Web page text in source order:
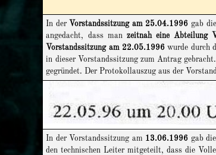
In der Vorstandssitzung am 25.04.1996 gab
angedacht, dass man zeitnah eine Abteilung
Vorstandssitzung am 22.05.1996 wurde durch
in dieser Vorstandssitzung zum Antrag
gegründet. Der Protokollauszug aus der
In der Vorstandssitzung am 13.06.1996 gab
den technischen Leiter mitgeteilt, dass die